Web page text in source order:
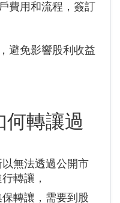
費用和流程，簽訂
避免影響股利收益
何轉讓過
無法透過公開市
轉讓，
轉讓，需要到股